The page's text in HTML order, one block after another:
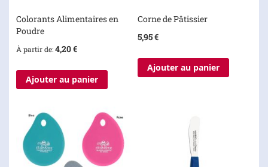
Colorants Alimentaires en
Poudre
À partir de 4,20 €
Ajouter au panier
Corne de Pâtissier
5,95 €
Ajouter au panier